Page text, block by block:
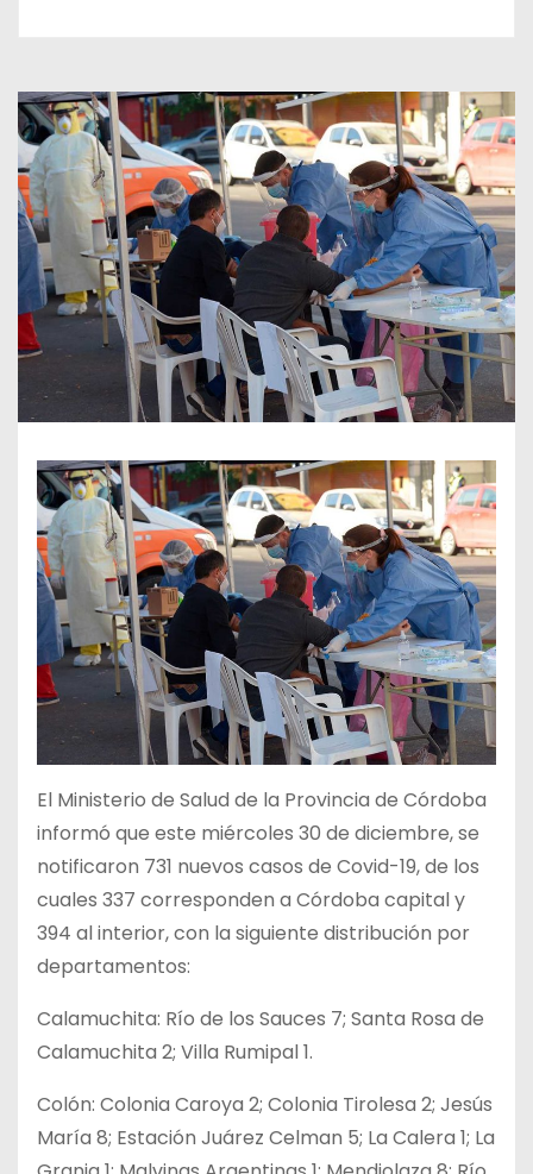
El Ministerio de Salud de la Provincia de Córdoba
informó que este miércoles 30 de diciembre, se
notificaron 731 nuevos casos de Covid-19, de los
cuales 337 corresponden a Córdoba capital y
394 al interior, con la siguiente distribución por
departamentos:
Calamuchita: Río de los Sauces 7; Santa Rosa de
Calamuchita 2; Villa Rumipal 1.
Colón: Colonia Caroya 2; Colonia Tirolesa 2; Jesús
María 8; Estación Juárez Celman 5; La Calera 1; La